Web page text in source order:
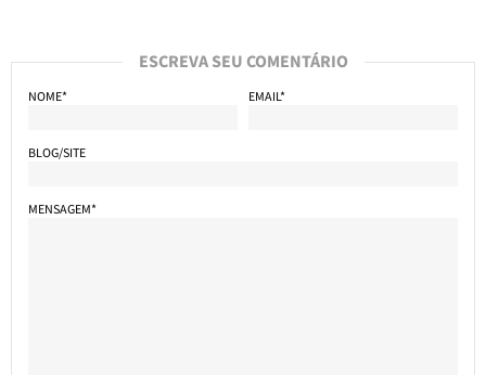
ESCREVA SEU COMENTÁRIO
NOME* EMAIL*
BLOG/SITE
MENSAGEM*